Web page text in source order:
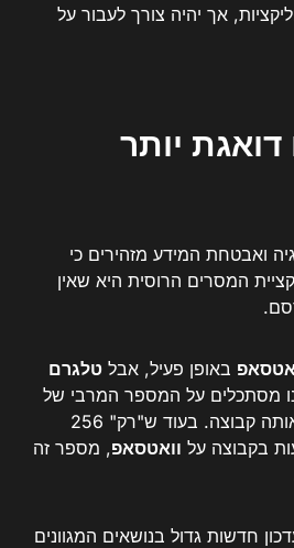
אך יהיה צורך לעבור על
יותר
ואבטחת המידע מזהירים כי
המסרים הרוסית היא שאין
באופן פעיל, אבל טלגרם
מסתכלים על המספר המרבי של
אנשים שיכולים להיות באותה קבוצה. בעוד ש"רק" 256
בקבוצה על וואטסאפ, מספר זה
חדשות גדול בנושאים המגוונים